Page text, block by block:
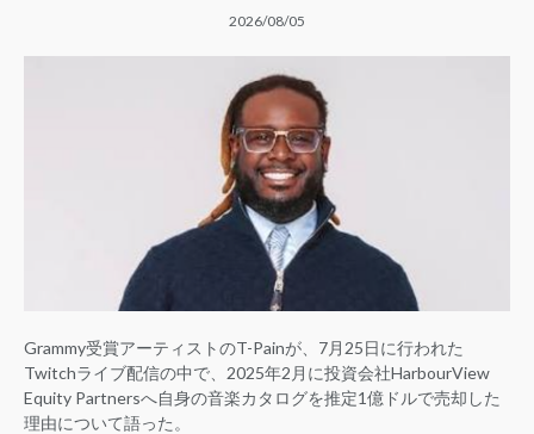
2026/08/05
Grammy受賞アーティストのT-Painが、7月25日に行われた
Twitchライブ配信の中で、2025年2月に投資会社HarbourView
Equity Partnersへ自身の音楽カタログを推定1億ドルで売却した
理由について語った。